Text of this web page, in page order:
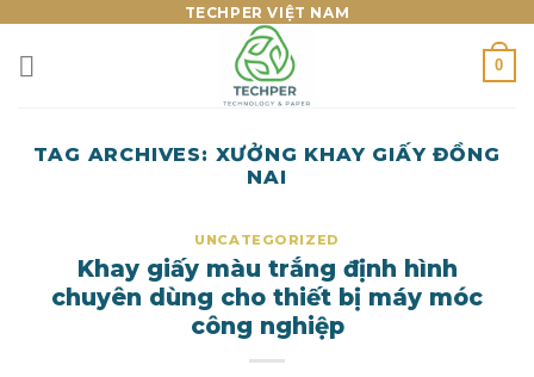
content
TECHPER VIỆT NAM
0
TAG ARCHIVES: XƯỞNG KHAY GIẤY ĐỒNG
NAI
UNCATEGORIZED
Khay giấy màu trắng định hình
chuyên dùng cho thiết bị máy móc
công nghiệp